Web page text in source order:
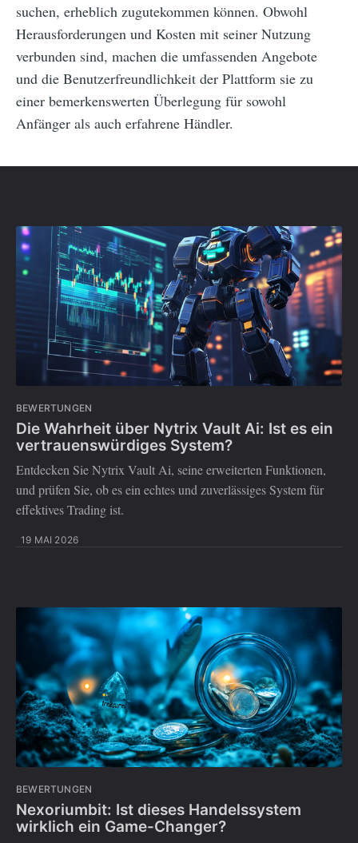
suchen, erheblich zugutekommen können. Obwohl
Herausforderungen und Kosten mit seiner Nutzung
verbunden sind, machen die umfassenden Angebote
und die Benutzerfreundlichkeit der Plattform sie zu
einer bemerkenswerten Überlegung für sowohl
Anfänger als auch erfahrene Händler.
BEWERTUNGEN
Die Wahrheit über Nytrix Vault Ai: Ist es ein
vertrauenswürdiges System?
Entdecken Sie Nytrix Vault Ai, seine erweiterten Funktionen,
und prüfen Sie, ob es ein echtes und zuverlässiges System für
effektives Trading ist.
19 MAI 2026
BEWERTUNGEN
Nexoriumbit: Ist dieses Handelssystem
wirklich ein Game-Changer?